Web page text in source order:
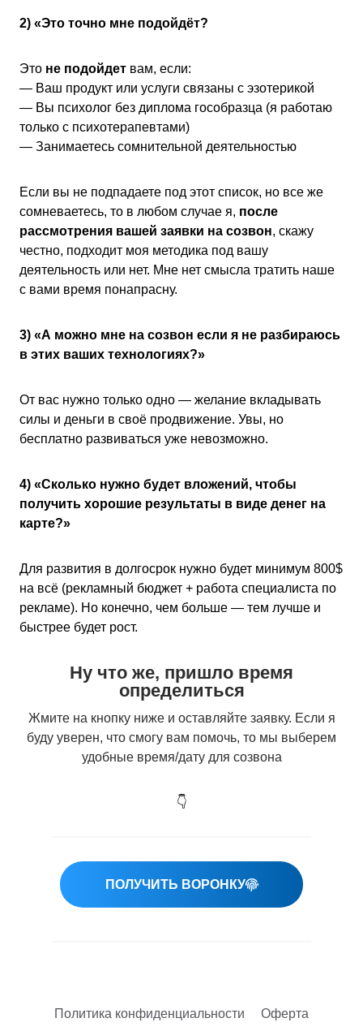
2) «Это точно мне подойдёт?
Это не подойдет вам, если:
— Ваш продукт или услуги связаны с эзотерикой
— Вы психолог без диплома гособразца (я работаю
только с психотерапевтами)
— Занимаетесь сомнительной деятельностью
Если вы не подпадаете под этот список, но все же
сомневаетесь, то в любом случае я, после
рассмотрения вашей заявки на созвон, скажу
честно, подходит моя методика под вашу
деятельность или нет. Мне нет смысла тратить наше
с вами время понапрасну.
3) «А можно мне на созвон если я не разбираюсь
в этих ваших технологиях?»
От вас нужно только одно — желание вкладывать
силы и деньги в своё продвижение. Увы, но
бесплатно развиваться уже невозможно.
4) «Сколько нужно будет вложений, чтобы
получить хорошие результаты в виде денег на
карте?»
Для развития в долгосрок нужно будет минимум 800$
на всё (рекламный бюджет + работа специалиста по
рекламе). Но конечно, чем больше — тем лучше и
быстрее будет рост.
Ну что же, пришло время
определиться
Жмите на кнопку ниже и оставляйте заявку. Если я
буду уверен, что смогу вам помочь, то мы выберем
удобные время/дату для созвона
👇
ПОЛУЧИТЬ ВОРОНКУ
Политика конфиденциальности Оферта